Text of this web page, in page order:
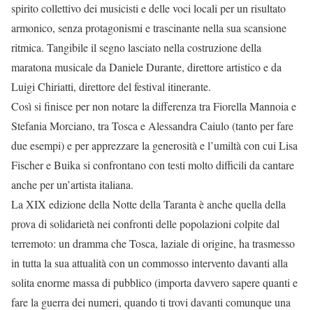
spirito collettivo dei musicisti e delle voci locali per un risultato
armonico, senza protagonismi e trascinante nella sua scansione
ritmica. Tangibile il segno lasciato nella costruzione della
maratona musicale da Daniele Durante, direttore artistico e da
Luigi Chiriatti, direttore del festival itinerante.
Così si finisce per non notare la differenza tra Fiorella Mannoia e
Stefania Morciano, tra Tosca e Alessandra Caiulo (tanto per fare
due esempi) e per apprezzare la generosità e l’umiltà con cui Lisa
Fischer e Buika si confrontano con testi molto difficili da cantare
anche per un’artista italiana.
La XIX edizione della Notte della Taranta è anche quella della
prova di solidarietà nei confronti delle popolazioni colpite dal
terremoto: un dramma che Tosca, laziale di origine, ha trasmesso
in tutta la sua attualità con un commosso intervento davanti alla
solita enorme massa di pubblico (importa davvero sapere quanti e
fare la guerra dei numeri, quando ti trovi davanti comunque una